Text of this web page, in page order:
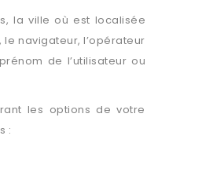
la ville où est localisée
navigateur, l’opérateur
de l’utilisateur ou
les options de votre
: